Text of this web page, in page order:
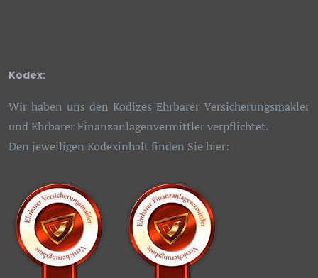
Kodex:
Wir haben uns den Kodizes Ehrbarer Versicherungs­makler
und Ehrbarer Finanz­anlagen­vermittler verpflichtet.
Den jeweiligen Kodex­inhalt finden Sie hier: